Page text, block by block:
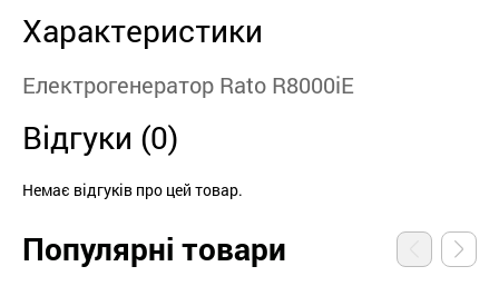
Характеристики
Електрогенератор Rato R8000iE
Відгуки (0)
Немає відгуків про цей товар.
Популярні товари